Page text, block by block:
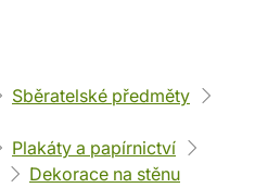
Sběratelské předměty
Plakáty a papírnictví
Dekorace na stěnu